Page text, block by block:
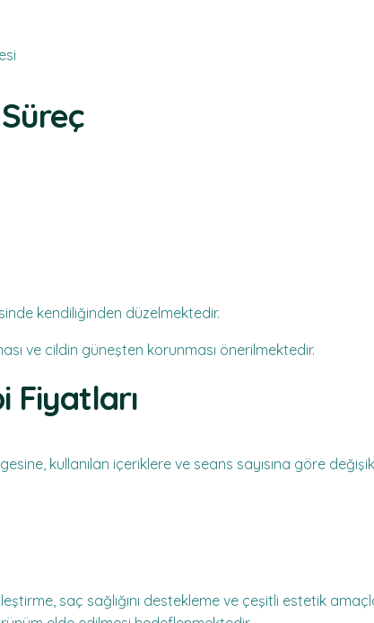
kendiliğinden düzelmektedir.
ve cildin güneşten korunması önerilmektedir.
Fiyatları
kullanılan içeriklere ve seans sayısına göre
saç sağlığını destekleme ve çeşitli estetik